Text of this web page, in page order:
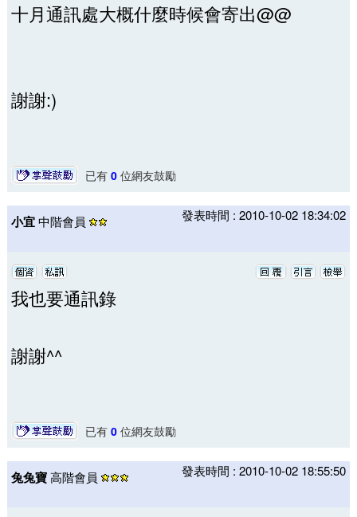
十月通訊處大概什麼時候會寄出@@
謝謝:)
已有 0位網友鼓勵
小宜中階會員 發表時間 : 2010-10-02 18:34:02
我也要通訊錄
謝謝^^
已有 0位網友鼓勵
兔兔寶高階會員 發表時間 : 2010-10-02 18:55:50